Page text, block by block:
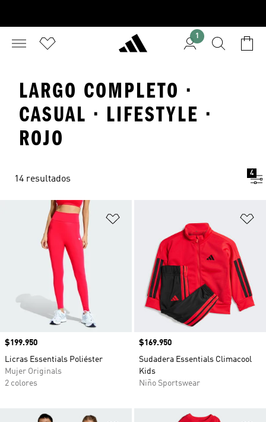
1
LARGO COMPLETO ·
CASUAL · LIFESTYLE ·
ROJO
14 resultados
4
Precio
$199.950
Licras Essentials Poliéster
Mujer Originals
2 colores
Precio
$169.950
Sudadera Essentials Climacool
Kids
Niño Sportswear